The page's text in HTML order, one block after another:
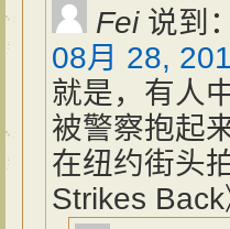
Fei 说到：
08月 28,
就是，有人
被警察抱起
在纽约街头
Strikes